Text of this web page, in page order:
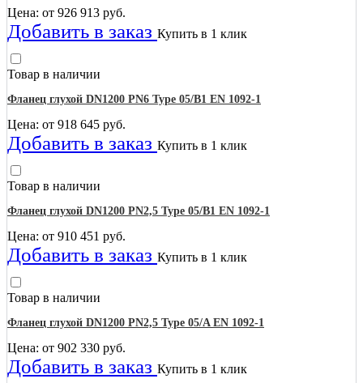
Цена: от 926 913 руб.
Добавить в заказ Купить в 1 клик
Товар в наличии
Фланец глухой DN1200 PN6 Type 05/B1 EN 1092-1
Цена: от 918 645 руб.
Добавить в заказ Купить в 1 клик
Товар в наличии
Фланец глухой DN1200 PN2,5 Type 05/B1 EN 1092-1
Цена: от 910 451 руб.
Добавить в заказ Купить в 1 клик
Товар в наличии
Фланец глухой DN1200 PN2,5 Type 05/A EN 1092-1
Цена: от 902 330 руб.
Добавить в заказ Купить в 1 клик